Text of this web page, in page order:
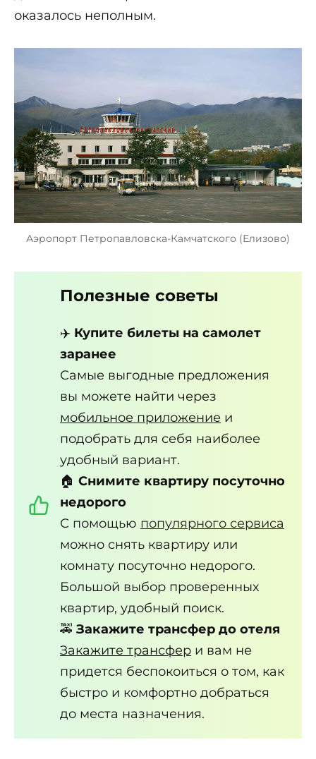
оказалось неполным.
Аэропорт Петропавловска-Камчатского (Елизово)
Полезные советы
✈️ Купите билеты на самолет
заранее
Самые выгодные предложения
вы можете найти через
мобильное приложение и
подобрать для себя наиболее
удобный вариант.
🏠 Снимите квартиру посуточно
недорого
С помощью популярного сервиса
можно снять квартиру или
комнату посуточно недорого.
Большой выбор проверенных
квартир, удобный поиск.
🚕 Закажите трансфер до отеля
Закажите трансфер и вам не
придется беспокоиться о том, как
быстро и комфортно добраться
до места назначения.